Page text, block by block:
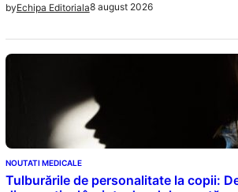
byEchipa Editoriala8 august 2026
NOUTATI MEDICALE
Tulburările de personalitate la copii: